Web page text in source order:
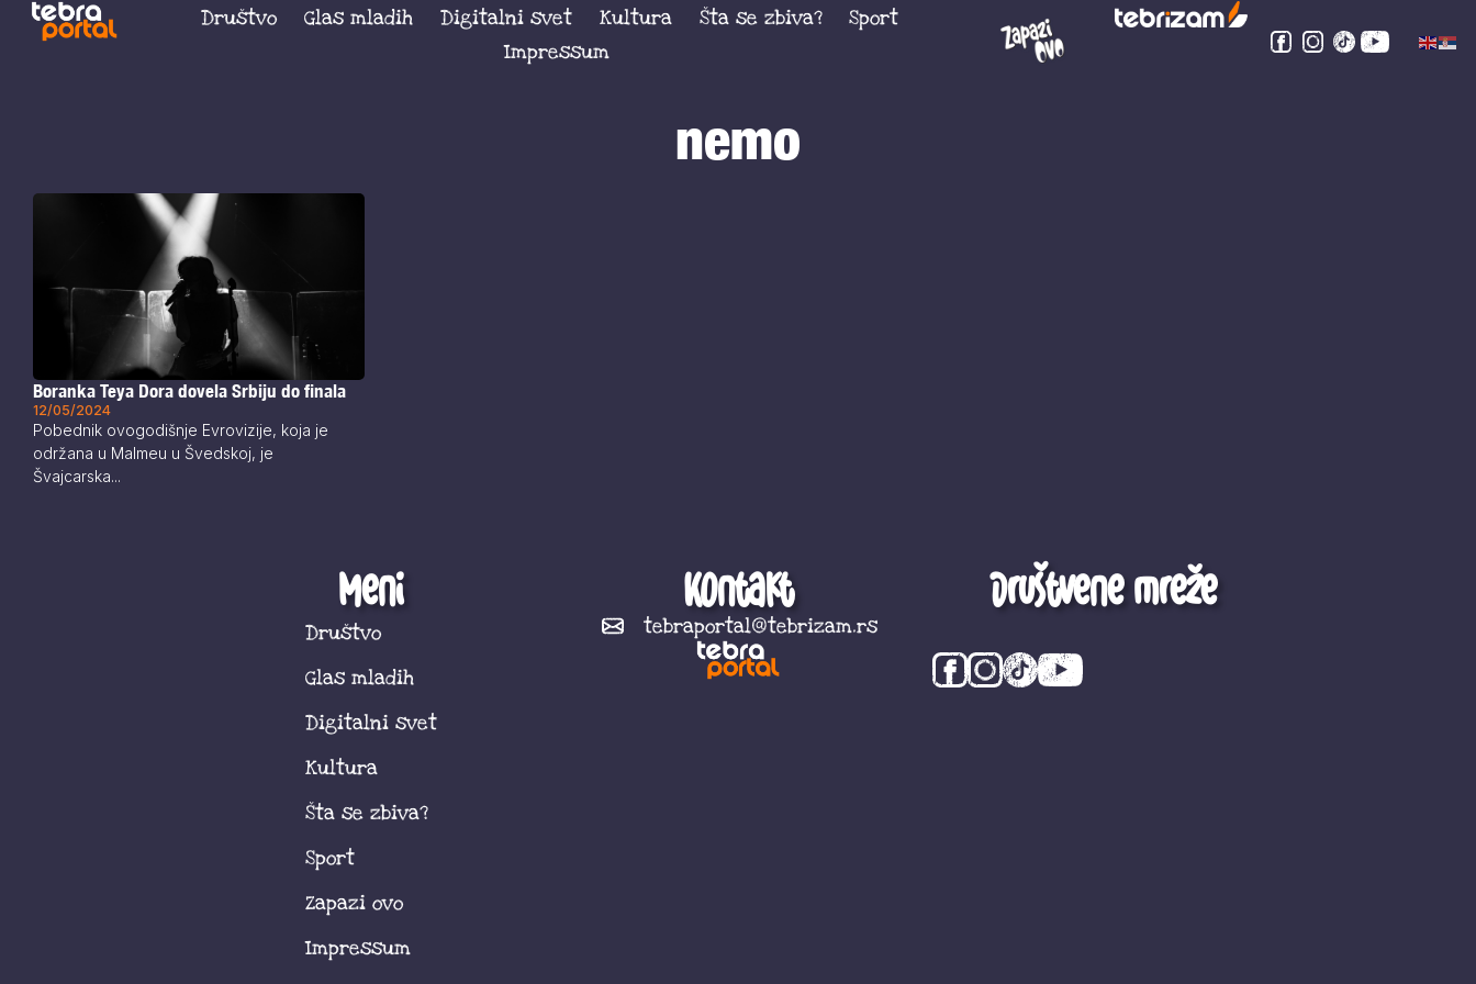
Društvo Glas mladih Digitalni svet Kultura Šta se zbiva?
Sport
Impressum
nemo
Boranka Teya Dora dovela Srbiju do finala
12/05/2024
Pobednik ovogodišnje Evrovizije, koja je
održana u Malmeu u Švedskoj, je
Švajcarska...
Meni
Društvo
Glas mladih
Digitalni svet
Kultura
Šta se zbiva?
Sport
Zapazi ovo
Impressum
Kontakt
tebraportal@tebrizam.rs
Društvene mreže